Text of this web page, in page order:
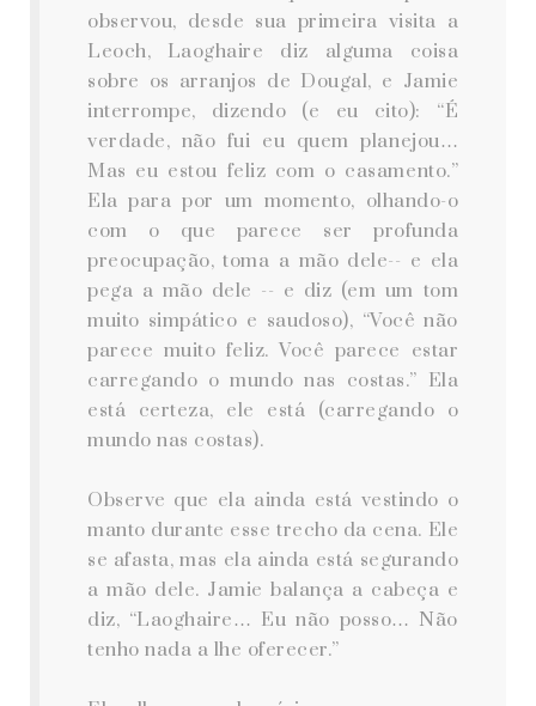
observou, desde sua primeira visita a
Leoch, Laoghaire diz alguma coisa
sobre os arranjos de Dougal, e Jamie
interrompe, dizendo (e eu cito): “É
verdade, não fui eu quem planejou…
Mas eu estou feliz com o casamento.”
Ela para por um momento, olhando-o
com o que parece ser profunda
preocupação, toma a mão dele-- e ela
pega a mão dele -- e diz (em um tom
muito simpático e saudoso), “Você não
parece muito feliz. Você parece estar
carregando o mundo nas costas.” Ela
está certeza, ele está (carregando o
mundo nas costas).
Observe que ela ainda está vestindo o
manto durante esse trecho da cena. Ele
se afasta, mas ela ainda está segurando
a mão dele. Jamie balança a cabeça e
diz, “Laoghaire… Eu não posso… Não
tenho nada a lhe oferecer.”